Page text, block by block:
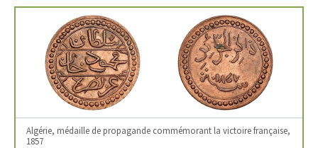
Algérie, médaille de propagande commémorant la victoire française,
1857